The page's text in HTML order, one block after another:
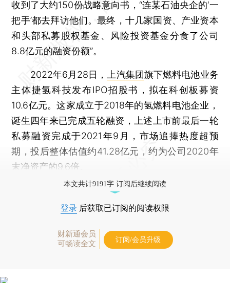
收到了大约150份战略意向书，“连某石油央企的‘一
把手’都去拜访他们。最终，十几家国资、产业资本
和头部私募股权基金、风险投资基金分食了公司
8.8亿元的融资份额”。
2022年6月28日， 上汽集团旗下燃料电池业务
主体捷氢科技发布IPO招股书，拟在科创板募资
10.6亿元。这家成立于2018年的氢燃料电池企业，
诞生四年来已完成五轮融资，上述上市前最后一轮
私募融资完成于2021年9月，市场追捧热度超预
期，投后整体估值约41.28亿元，约为公司2020年
末净资产的9.6倍。
本文共计9191字 订阅后继续阅读
登录 后获取已订阅的阅读权限
财新通会员
可畅读全文
订阅/会员升级